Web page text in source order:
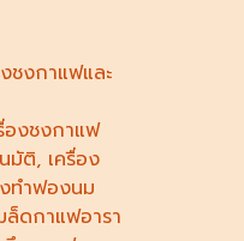
ชงกาแฟและ
องชงกาแฟ
มัติ, เครื่อง
ทำฟองนม
ล็ดกาแฟอารา